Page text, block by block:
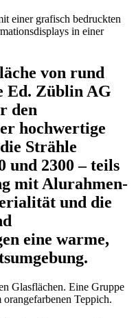
von rund
Ed. Züblin AG
den
hochwertige
Strähle
und 2300 – teils
mit Alurahmen-
und die
eine warme,